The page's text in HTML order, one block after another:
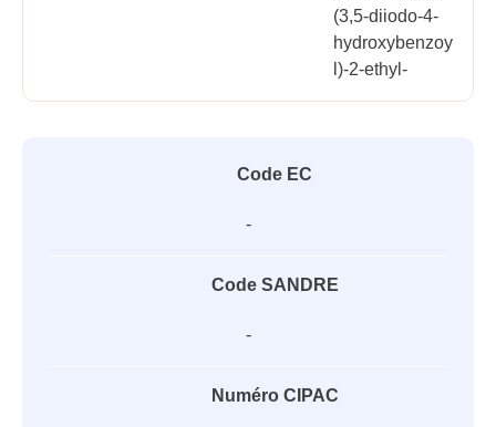
(3,5-diiodo-4-
hydroxybenzoy
l)-2-ethyl-
Code EC
-
Code SANDRE
-
Numéro CIPAC